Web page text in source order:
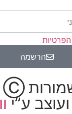
הפרטיות
הרשמה
ע”י